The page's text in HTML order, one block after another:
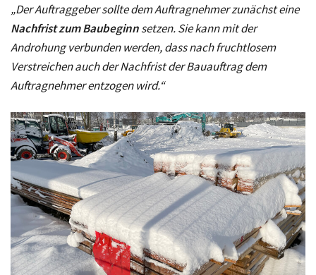
„Der Auftraggeber sollte dem Auftragnehmer zunächst eine
Nachfrist zum Baubeginnsetzen. Sie kann mit der
Androhung verbunden werden, dass nach fruchtlosem
Verstreichen auch der Nachfrist der Bauauftrag dem
Auftragnehmer entzogen wird.“